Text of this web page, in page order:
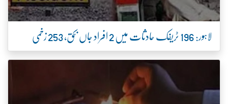
لاہور: 196 ٹریفک حادثات میں 2 افراد جاں بحق، 253 زخمی